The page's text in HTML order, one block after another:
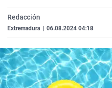
Redacción
Extremadura 06.08.2024 04:18